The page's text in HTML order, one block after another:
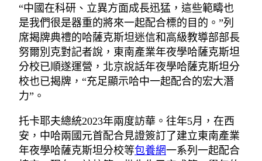
“中國在科研、立異方面成長迅猛，這些範疇也
是我們很是器重的將來一起配合標的目的。”列
席揭牌典禮的哈薩克斯坦迷信和高級教導部部長
努爾別克對記者說，東南產業年夜學哈薩克斯坦
分校已順遂運營，北京說話年夜學哈薩克斯坦分
校也已揭牌，“充足顯示哈中一起配合的宏大潛
力”。
托卡耶夫總統2023年兩度訪華。往年5月，在西
安，中哈兩國元首配合見證簽訂了建立東南產業
年夜學哈薩克斯坦分校等包養網一系列一起配合